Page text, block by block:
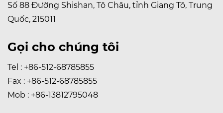
Số 88 Đường Shishan, Tô Châu, tỉnh Giang Tô, Trung
Quốc, 215011
Gọi cho chúng tôi
Tel : +86-512-68785855
Fax : +86-512-68785855
Mob : +86-13812795048